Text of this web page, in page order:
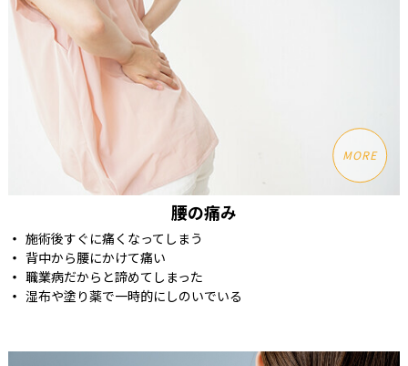
MORE
腰の痛み
施術後すぐに痛くなってしまう
背中から腰にかけて痛い
職業病だからと諦めてしまった
湿布や塗り薬で一時的にしのいでいる